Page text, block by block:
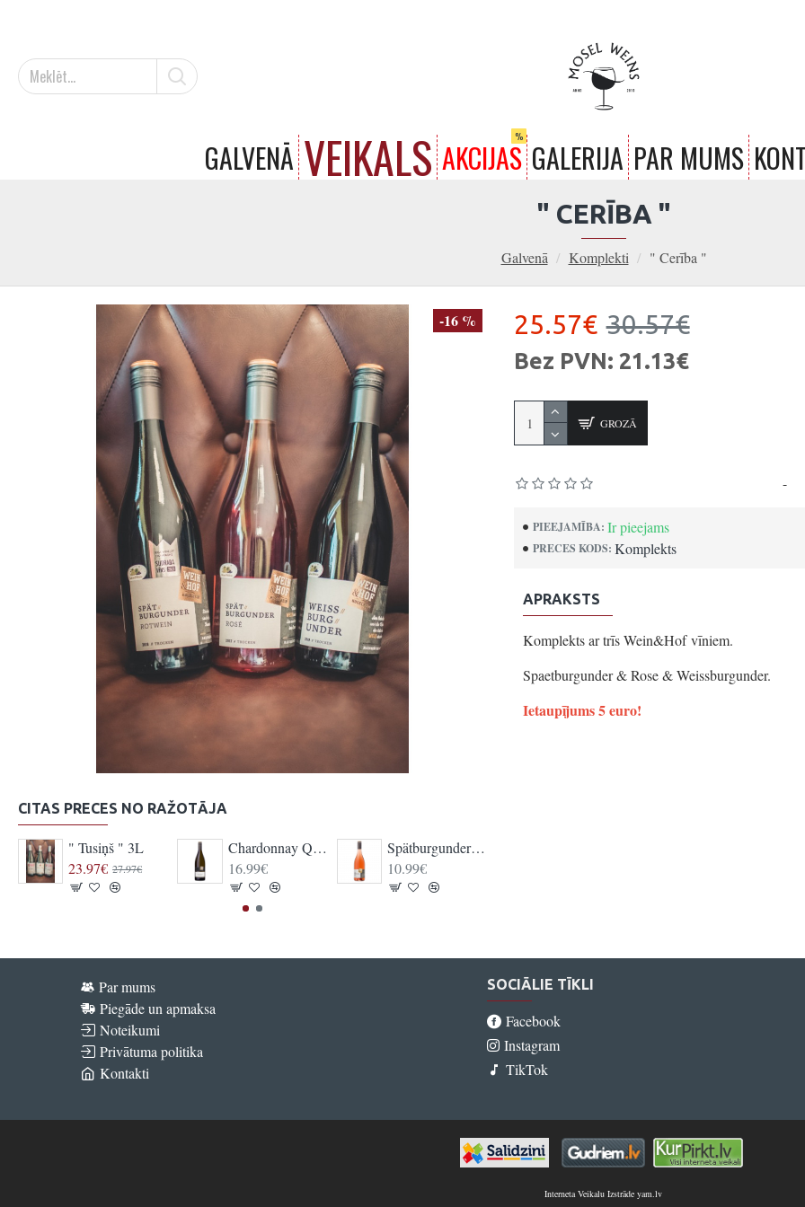
GALVENĀ VEIKALS AKCIJAS
%
GALERIJA PAR MUMS
Galvenā Komplekti " Cerība "
" CERĪBA "
-16 %
CITAS PRECES NO RAŽOTĀJA
" Tusiņš " 3L
23.97€ 27.97€
Chardonnay Qba trocken Edition "M"
16.99€
Spätburgunder Rose HOFWEIN QbA trocken
10.99€
PIEEJAMĪBA: Ir pieejams
PRECES KODS: Komplekts
-
25.57€ 30.57€
Bez PVN: 21.13€
GROZĀ
APRAKSTS
Komplekts ar trīs Wein&Hof vīniem.
Spaetburgunder & Rose & Weissburgunder.
Ietaupījums 5 euro!
Par mums
Piegāde un apmaksa
Noteikumi
Privātuma politika
Kontakti
SOCIĀLIE TĪKLI
Facebook
Instagram
TikTok
Interneta Veikalu Izstrāde yam.lv